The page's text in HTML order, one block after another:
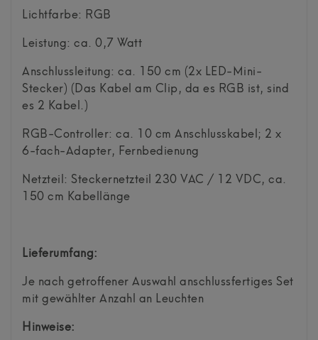
Lichtfarbe: RGB
Leistung: ca. 0,7 Watt
Anschlussleitung: ca. 150 cm (2x LED-Mini-
Stecker) (Das Kabel am Clip, da es RGB ist, sind
es 2 Kabel.)
RGB-Controller: ca. 10 cm Anschlusskabel; 2 x
6-fach-Adapter, Fernbedienung
Netzteil: Steckernetzteil 230 VAC / 12 VDC, ca.
150 cm Kabellänge
Lieferumfang:
Je nach getroffener Auswahl anschlussfertiges Set
mit gewählter Anzahl an Leuchten
Hinweise: